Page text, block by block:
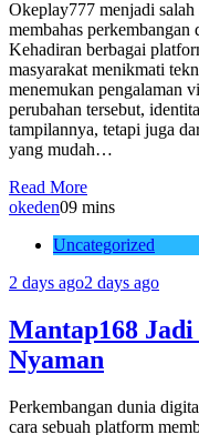
Okeplay777 menjadi
membahas
Kehadiran berbagai
masyarakat menikmati
menemukan pengalaman
perubahan tersebut,
tampilannya, tetapi juga
yang mudah…
Read More
okeden09 mins
Uncategorized
2 days ago2 days ago
Mantap168
Nyaman
Perkembangan dunia
cara sebuah platform